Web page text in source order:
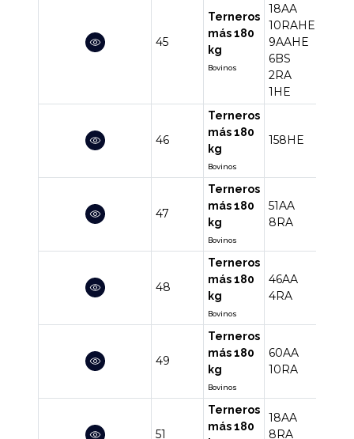
45
Terneros
más 180
kg
Bovinos
18AA
10RAHE
9AAHE
6BS
2RA
1HE
46
Terneros
más 180
kg
Bovinos
158HE
47
Terneros
más 180
kg
Bovinos
51AA
8RA
48
Terneros
más 180
kg
Bovinos
46AA
4RA
49
Terneros
más 180
kg
Bovinos
60AA
10RA
51
Terneros
más 180
18AA
8RA